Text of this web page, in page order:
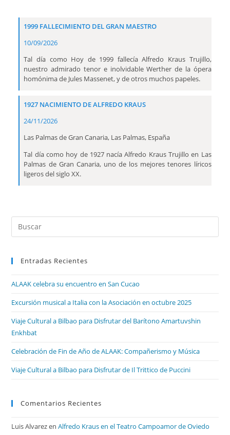
1999 FALLECIMIENTO DEL GRAN MAESTRO
10/09/2026
Tal día como Hoy de 1999 fallecía Alfredo Kraus Trujillo,
nuestro admirado tenor e inolvidable Werther de la ópera
homónima de Jules Massenet, y de otros muchos papeles.
1927 NACIMIENTO DE ALFREDO KRAUS
24/11/2026
Las Palmas de Gran Canaria, Las Palmas, España
Tal día como hoy de 1927 nacía Alfredo Kraus Trujillo en Las
Palmas de Gran Canaria, uno de los mejores tenores líricos
ligeros del siglo XX.
Entradas Recientes
ALAAK celebra su encuentro en San Cucao
Excursión musical a Italia con la Asociación en octubre 2025
Viaje Cultural a Bilbao para Disfrutar del Barítono Amartuvshin
Enkhbat
Celebración de Fin de Año de ALAAK: Compañerismo y Música
Viaje Cultural a Bilbao para Disfrutar de Il Trittico de Puccini
Comentarios Recientes
Luis AlvarezenAlfredo Kraus en el Teatro Campoamor de Oviedo